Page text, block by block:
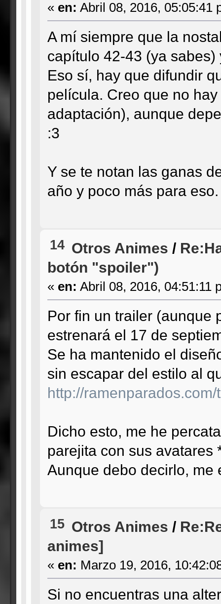
« en: Abril 08, 2016, 05:05:41
A mí siempre que la
capítulo 42-43 (ya
Eso sí, hay que difundir
película. Creo que no
adaptación), aunque
:3
Y se te notan las ganas
año y poco más para
14 Otros Animes /
botón "spoiler")
« en: Abril 08, 2016, 04:51:11
Por fin un trailer (aunque
estrenará el 17 de
Se ha mantenido el
sin escapar del estilo al
http://
Dicho esto, me he
parejita con sus avatares
Aunque debo decirlo, me
15 Otros Animes /
animes]
« en: Marzo 19, 2016,
Si no encuentras una